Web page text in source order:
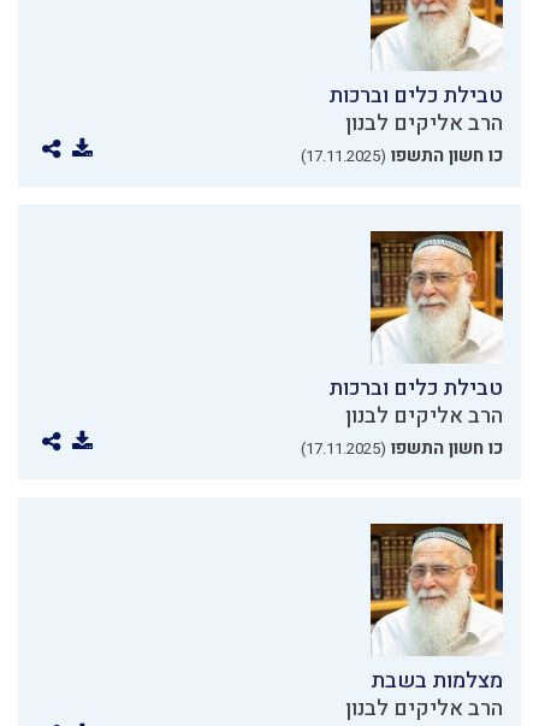
טבילת כלים וברכות
הרב אליקים לבנון
כו חשון התשפו (17.11.2025)
טבילת כלים וברכות
הרב אליקים לבנון
כו חשון התשפו (17.11.2025)
מצלמות בשבת
הרב אליקים לבנון